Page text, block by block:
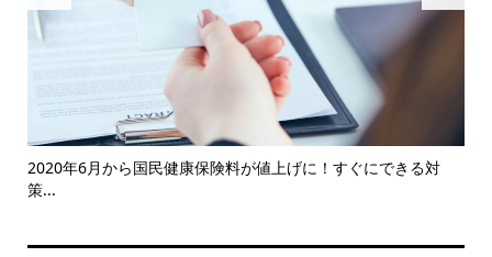
2020年6月から国民健康保険料が値上げに！すぐにできる対
策...